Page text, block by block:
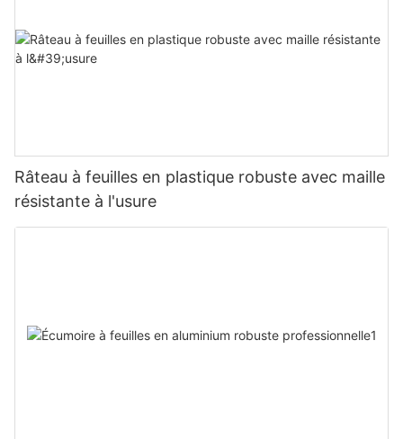
Râteau à feuilles en plastique robuste avec maille
résistante à l'usure